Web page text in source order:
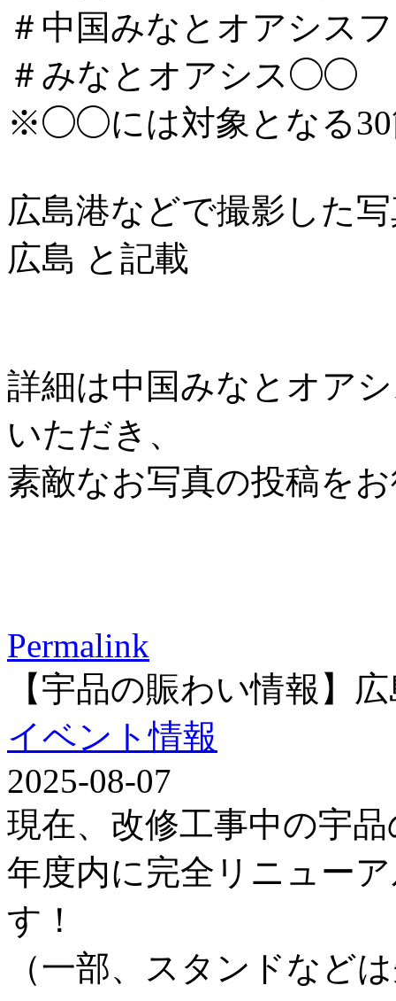
＃中国みなとオアシス
＃みなとオアシス◯◯
※◯◯には対象となる30
広島港などで撮影した
広島 と記載
詳細は中国みなとオア
いただき、
素敵なお写真の投稿を
Permalink
【宇品の賑わい情報】
イベント情報
2025-08-07
現在、改修工事中の宇
年度内に完全リニュー
す！
（一部、スタンドなど